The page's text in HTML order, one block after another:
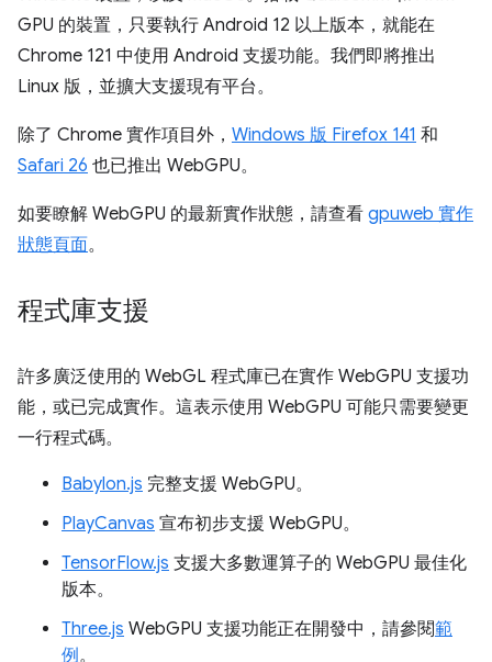
GPU 的裝置，只要執行 Android 12 以上版本，就能在
Chrome 121 中使用 Android 支援功能。我們即將推出
Linux 版，並擴大支援現有平台。
除了 Chrome 實作項目外， Windows 版 Firefox 141 和
Safari 26 也已推出 WebGPU。
如要瞭解 WebGPU 的最新實作狀態，請查看 gpuweb 實作
狀態頁面。
程式庫支援
許多廣泛使用的 WebGL 程式庫已在實作 WebGPU 支援功
能，或已完成實作。這表示使用 WebGPU 可能只需要變更
一行程式碼。
Babylon.js 完整支援 WebGPU。
PlayCanvas 宣布初步支援 WebGPU。
TensorFlow.js 支援大多數運算子的 WebGPU 最佳化
版本。
Three.js WebGPU 支援功能正在開發中，請參閱範
例。